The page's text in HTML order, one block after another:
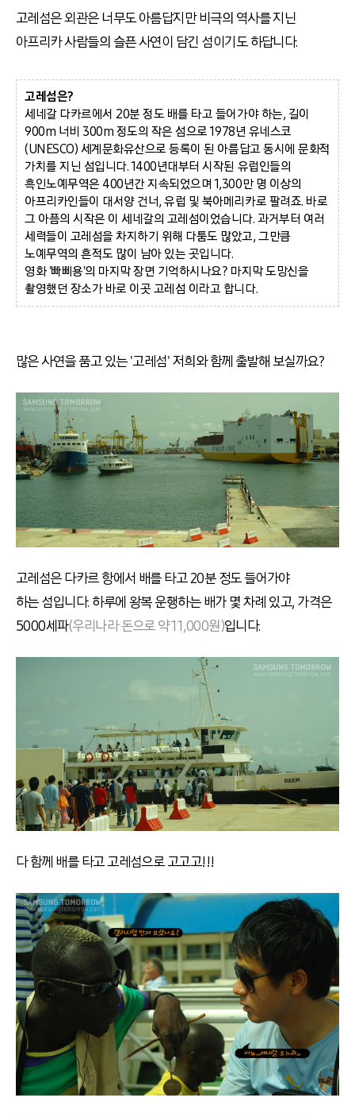
고레섬은 외관은 너무도 아름답지만 비극의 역사를 지닌
아프리카 사람들의 슬픈 사연이 담긴 섬이기도 하답니다.
고레섬은?
세네갈 다카르에서 20분 정도 배를 타고 들어가야 하는, 길이
900m 너비 300m 정도의 작은 섬으로 1978년 유네스코
(UNESCO) 세계문화유산으로 등록이 된 아름답고 동시에 문화적
가치를 지닌 섬입니다. 1400년대부터 시작된 유럽인들의
흑인노예무역은 400년간 지속되었으며 1,300만 명 이상의
아프리카인들이 대서양 건너, 유럽 및 북아메리카로 팔려죠. 바로
그 아픔의 시작은 이 세네갈의 고레섬이었습니다. 과거부터 여러
세력들이 고레섬을 차지하기 위해 다툼도 많았고, 그만큼
노예무역의 흔적도 많이 남아 있는 곳입니다.
영화 '빠삐용'의 마지막 장면 기억하시나요? 마지막 도망신을
촬영했던 장소가 바로 이곳 고레섬 이라고 합니다.
많은 사연을 품고 있는 '고레섬' 저희와 함께 출발해 보실까요?
고레섬은 다카르 항에서 배를 타고 20분 정도 들어가야
하는 섬입니다. 하루에 왕복 운행하는 배가 몇 차례 있고, 가격은
5000세파(우리나라 돈으로 약 11,000원)입니다.
다 함께 배를 타고 고레섬으로 고고고!!!